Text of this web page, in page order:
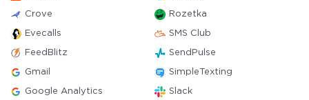
Crove Rozetka
Evecalls SMS Club
FeedBlitz SendPulse
Gmail SimpleTexting
Google Analytics Slack